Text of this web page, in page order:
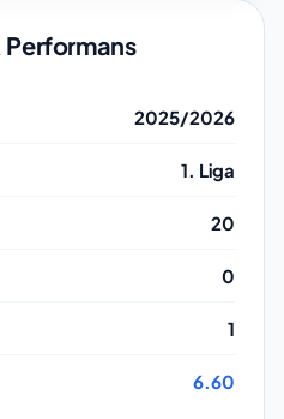
2025/2026
1. Liga
20
0
1
6.60